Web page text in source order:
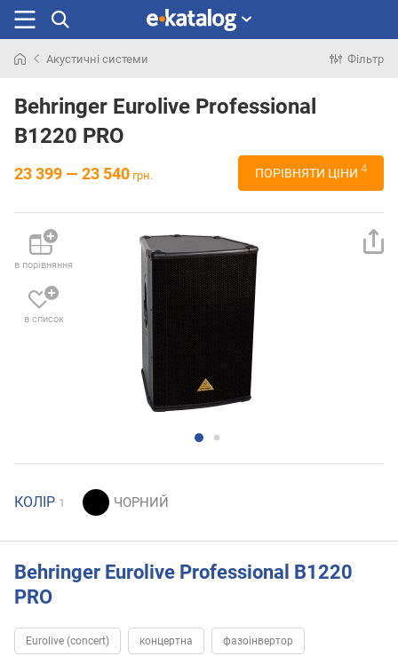
раніше
Акустичні системи Фільтр
Behringer Eurolive Professional
B1220 PRO
23 399 — 23 540 грн. ПОРІВНЯТИ ЦІНИ 4
в порівняння
в список
КОЛІР 1
Behringer Eurolive Professional B1220
PRO
Eurolive (concert) концертна фазоінвертор